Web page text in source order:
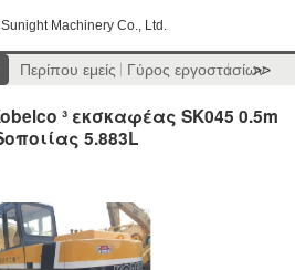
Machinery Co., Ltd.
Περίπου εμείς Γύρος εργοστασίων
>>
³ εκσκαφέας SK045 0.5m
5.883L